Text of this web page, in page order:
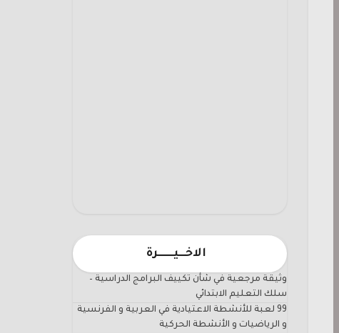
الاخـــيـــــــرة
وثيقة مرجعية في شأن تكييف البرامج الدراسية –
سلك التعليم الابتدائي
99 لعبة للأنشطة الاعتيادية في العربية و الفرنسية
و الرياضيات و الأنشطة الحركية